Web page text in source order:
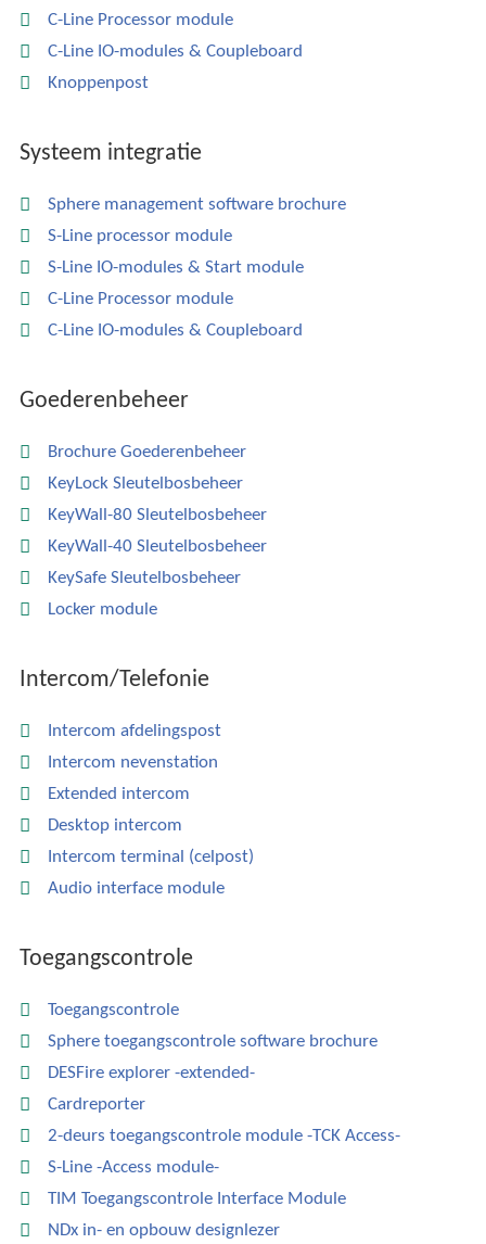
C-Line Processor module
C-Line IO-modules & Coupleboard
Knoppenpost
Systeem integratie
Sphere management software brochure
S-Line processor module
S-Line IO-modules & Start module
C-Line Processor module
C-Line IO-modules & Coupleboard
Goederenbeheer
Brochure Goederenbeheer
KeyLock Sleutelbosbeheer
KeyWall-80 Sleutelbosbeheer
KeyWall-40 Sleutelbosbeheer
KeySafe Sleutelbosbeheer
Locker module
Intercom/Telefonie
Intercom afdelingspost
Intercom nevenstation
Extended intercom
Desktop intercom
Intercom terminal (celpost)
Audio interface module
Toegangscontrole
Toegangscontrole
Sphere toegangscontrole software brochure
DESFire explorer -extended-
Cardreporter
2-deurs toegangscontrole module -TCK Access-
S-Line -Access module-
TIM Toegangscontrole Interface Module
NDx in- en opbouw designlezer